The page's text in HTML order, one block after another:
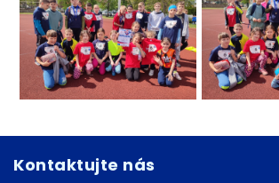
Kontaktujte nás